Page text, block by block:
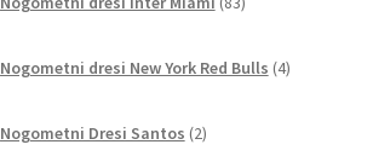
izdelkov
Nogometni dresi New York Red Bulls 4izdelki
Nogometni Dresi Santos 2izdelka